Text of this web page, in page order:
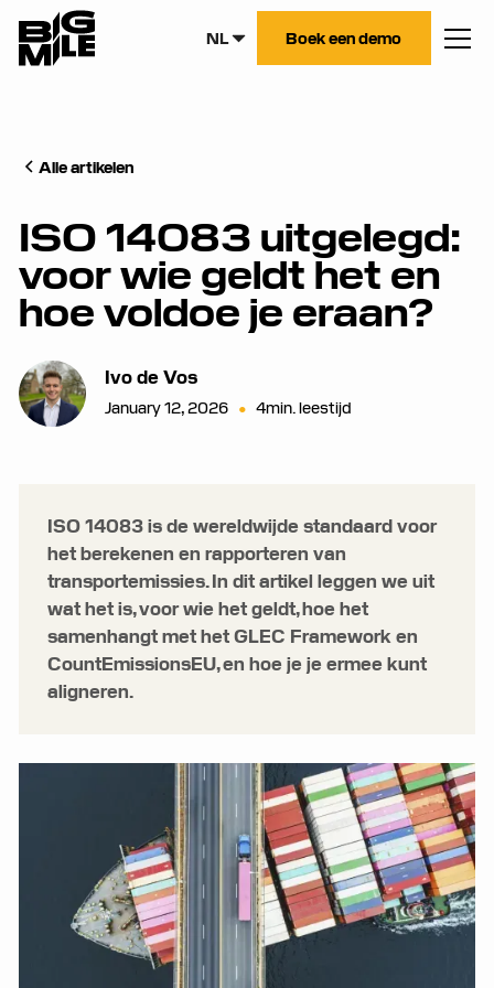
NL Boek een demo
Alle artikelen
ISO 14083 uitgelegd:
voor wie geldt het en
hoe voldoe je eraan?
Ivo de Vos
January 12, 2026 • 4min. leestijd
ISO 14083 is de wereldwijde standaard voor
het berekenen en rapporteren van
transportemissies. In dit artikel leggen we uit
wat het is, voor wie het geldt, hoe het
samenhangt met het GLEC Framework en
CountEmissionsEU, en hoe je je ermee kunt
aligneren.